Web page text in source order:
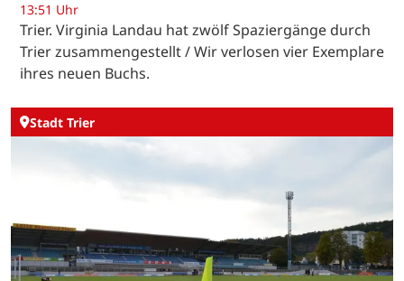
13:51 Uhr
Trier. Virginia Landau hat zwölf Spaziergänge durch
Trier zusammengestellt / Wir verlosen vier Exemplare
ihres neuen Buchs.
Stadt Trier